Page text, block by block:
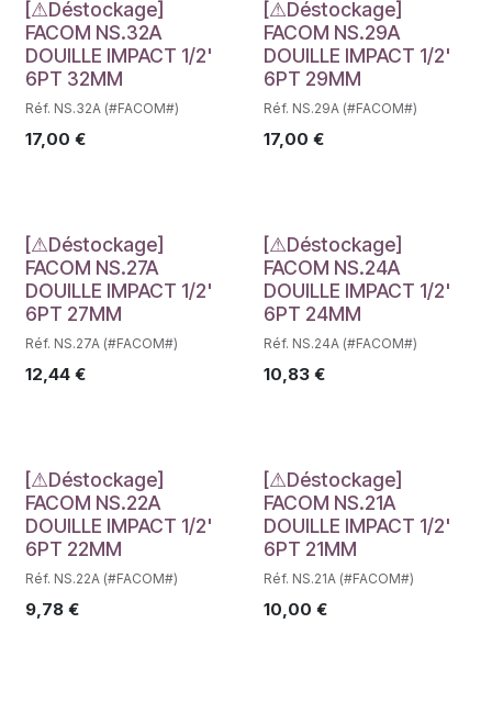
Déstockage
[⚠Déstockage]
FACOM NS.32A
DOUILLE IMPACT 1/2'
6PT 32MM
Réf. NS.32A (#FACOM#)
17,00 €
Déstockage
[⚠Déstockage]
FACOM NS.29A
DOUILLE IMPACT 1/2'
6PT 29MM
Réf. NS.29A (#FACOM#)
17,00 €
Déstockage
[⚠Déstockage]
FACOM NS.27A
DOUILLE IMPACT 1/2'
6PT 27MM
Réf. NS.27A (#FACOM#)
12,44 €
Déstockage
[⚠Déstockage]
FACOM NS.24A
DOUILLE IMPACT 1/2'
6PT 24MM
Réf. NS.24A (#FACOM#)
10,83€
Déstockage
[⚠Déstockage]
FACOM NS.22A
DOUILLE IMPACT 1/2'
6PT 22MM
Réf. NS.22A (#FACOM#)
9,78 €
Déstockage
[⚠Déstockage]
FACOM NS.21A
DOUILLE IMPACT 1/2'
6PT 21MM
Réf. NS.21A (#FACOM#)
10,00 €